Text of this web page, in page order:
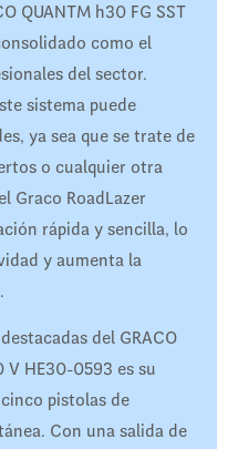
QUANTM h30 FG SST
como el
del sector.
sistema puede
ya sea que se trate de
o cualquier otra
Graco RoadLazer
rápida y sencilla, lo
y aumenta la
del GRACO
V HE30-0593 es su
pistolas de
Con una salida de